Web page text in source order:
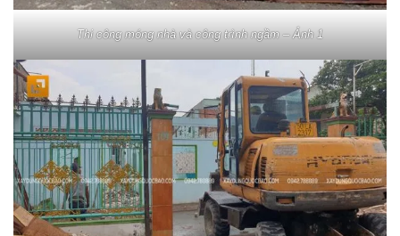
Thi công móng nhà và công trình ngầm – Ảnh 1